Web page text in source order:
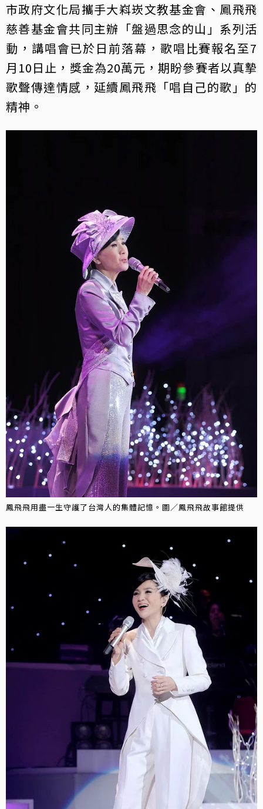
市政府文化局攜手大嵙崁文教基金會、鳳飛飛
慈善基金會共同主辦「盤過思念的山」系列活
動，講唱會已於日前落幕，歌唱比賽報名至7
月10日止，獎金為20萬元，期盼參賽者以真摯
歌聲傳達情感，延續鳳飛飛「唱自己的歌」的
精神。
鳳飛飛用盡一生守護了台灣人的集體記憶。圖／鳳飛飛故事館提供